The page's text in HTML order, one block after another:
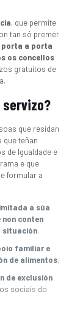
, que permite
tan só premer
porta a porta
os concellos
gratuítos de
servizo?
que residan
que teñan
de Igualdade e
e que
formular a
a súa
conten
situación.
familiar e
de alimentos.
de exclusión
sociais do